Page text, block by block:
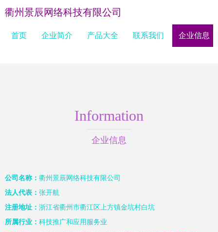
衢州景辰网络科技有限公司
首页 企业简介 产品大全 联系我们 企业信息
Information
企业信息
公司名称： 衢州景辰网络科技有限公司
法人代表： 张开航
注册地址： 浙江省衢州市衢江区上方镇金坑村白坑
所属行业： 科技推广和应用服务业